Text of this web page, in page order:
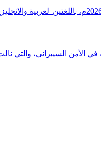
الأمن السيبراني، والتي